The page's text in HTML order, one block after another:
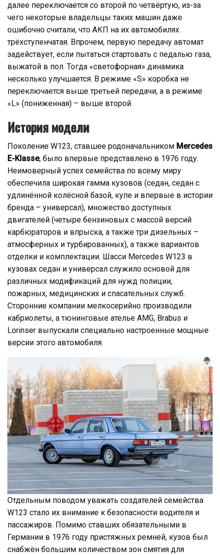
далее переключается со второй по четвёртую, из-за
чего некоторые владельцы таких машин даже
ошибочно считали, что АКП на их автомобилях
трёхступенчатая. Впрочем, первую передачу автомат
задействует, если пытаться стартовать с педалью газа,
выжатой в пол. Тогда «светофорная» динамика
несколько улучшается. В режиме «S» коробка не
переключается выше третьей передачи, а в режиме
«L» (пониженная) – выше второй.
История модели
Поколение W123, ставшее родоначальником Mercedes
E-Klass e, было впервые представлено ​​в 1976 году.
Неимоверный успех семейства по всему миру
обеспечила широкая гамма кузовов (седан, седан с
удлинённой колёсной базой, купе и впервые в истории
бренда – универсал), множество доступных
двигателей (четыре бензиновых с массой версий
карбюраторов и впрыска, а также три дизельных –
атмосферных и турбированных), а также вариантов
отделки и комплектации. Шасси Mercedes W123 в
кузовах седан и универсал служило основой для
различных модификаций для нужд полиции,
пожарных, медицинских и спасательных служб.
Сторонние компании мелкосерийно производили
кабриолеты, а тюнинговые ателье AMG, Brabus и
Lorinser выпускали специально настроенные мощные
версии этого автомобиля.
Отдельным поводом уважать создателей семейства
W123 стало их внимание к безопасности водителя и
пассажиров. Помимо ставших обязательными в
Германии в 1976 году пристяжных ремней, кузов был
снабжён большим количеством зон смятия для